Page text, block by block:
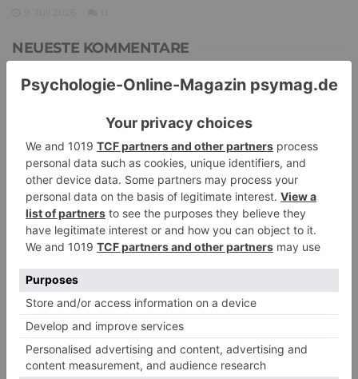
NEUESTE KOMMENTARE
Renate B.zu Verbale Angriffe abwehren: Psychologische Tipps für
HaBa zu Verbale Angriffe abwehren: Psychologische Tipps für
ruhige Antworten
Adele zuVerbale Angriffe abwehren: Psychologische Tipps für
ruhige Antworten
Juliette P.zuMerkmale der komplexen Posttraumatischen
Belastungsstörung: Traumafolgen verständlich erklärt
Ansgarzu
vermutlich aus – Narzisstisch geprägte Kindheit (1)